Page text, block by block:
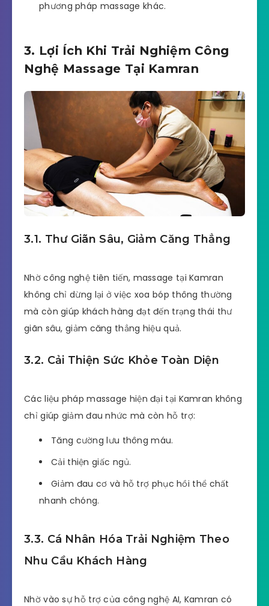
phương pháp massage khác.
3. Lợi Ích Khi Trải Nghiệm Công
Nghệ Massage Tại Kamran
3.1. Thư Giãn Sâu, Giảm Căng Thẳng
Nhờ công nghệ tiên tiến, massage tại Kamran
không chỉ dừng lại ở việc xoa bóp thông thường
mà còn giúp khách hàng đạt đến trạng thái thư
giãn sâu, giảm căng thẳng hiệu quả.
3.2. Cải Thiện Sức Khỏe Toàn Diện
Các liệu pháp massage hiện đại tại Kamran không
chỉ giúp giảm đau nhức mà còn hỗ trợ:
Tăng cường lưu thông máu.
Cải thiện giấc ngủ.
Giảm đau cơ và hỗ trợ phục hồi thể chất
nhanh chóng.
3.3. Cá Nhân Hóa Trải Nghiệm Theo
Nhu Cầu Khách Hàng
Nhờ vào sự hỗ trợ của công nghệ AI, Kamran có